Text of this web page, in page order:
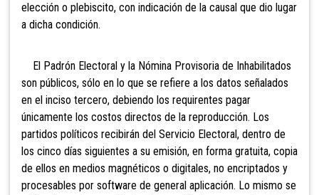
elección o plebiscito, con indicación de la causal que dio lugar
a dicha condición.
El Padrón Electoral y la Nómina Provisoria de Inhabilitados
son públicos, sólo en lo que se refiere a los datos señalados
en el inciso tercero, debiendo los requirentes pagar
únicamente los costos directos de la reproducción. Los
partidos políticos recibirán del Servicio Electoral, dentro de
los cinco días siguientes a su emisión, en forma gratuita, copia
de ellos en medios magnéticos o digitales, no encriptados y
procesables por software de general aplicación. Lo mismo se